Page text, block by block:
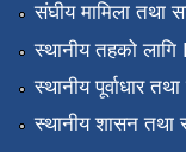
संघीय मामिला तथा
स्थानीय तहको
स्थानीय पूर्वाधार
स्थानीय शासन तथा